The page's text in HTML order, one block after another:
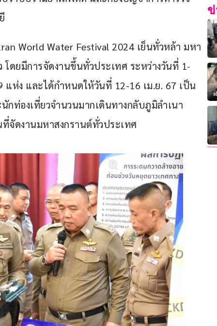
World Water Festival 2024 เย็นทั่วหล้า มหา
โดยมีการจัดงานขึ้นทั่วประเทศ ระหว่างวันที่ 1-
ห่ง และได้กำหนดให้วันที่ 12-16 เม.ย. 67 เป็น
ท่องเที่ยวจำนวนมากเดินทางกลับภูมิลำเนา
จัดงานมหาสงกรานต์ทั่วประเทศ
ข่